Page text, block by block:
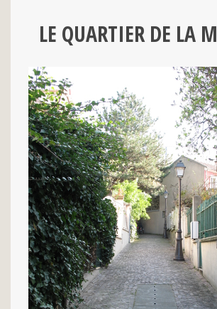
LE QUARTIER DE LA